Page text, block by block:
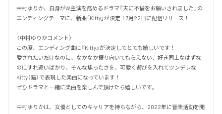
中村ゆりか、自身がW主演を務めるドラマ『夫に不倫をお願いされました』の
エンディングテーマに、新曲「Kitty」が決定！7月22日に配信リリース！
〈中村ゆりかコメント〉
この度、エンディング曲に『Kitty』が決定してとても嬉しいです！
愛されたいだけなのに、なかなか振り向いてもらえない、好き同士なはずな
のにすれ違いばかり、そんな焦ったさを、可愛く遊びを入れてツンデレな
Kitty（猫）で表現した楽曲になっています！
ぜひドラマと一緒に楽曲を楽しんで頂けたら嬉しいです。
中村ゆりかは、女優としてのキャリアを持ちながら、2022年に音楽活動を開